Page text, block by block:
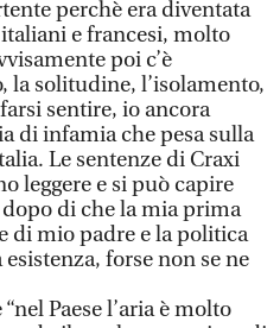
perchè era diventata
e francesi, molto
poi c’è
la solitudine, l’isolamento,
sentire, io ancora
di infamia che pesa sulla
Le sentenze di Craxi
leggere e si può capire
di che la mia prima
di mio padre e la politica
forse non se ne
Paese l’aria è molto